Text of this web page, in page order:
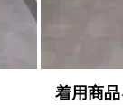
着用商